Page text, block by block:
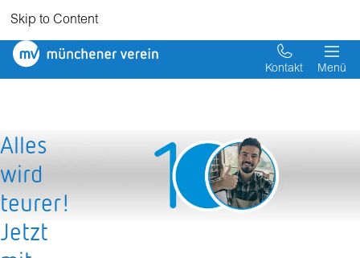
Skip to Content
Münchener
Kontakt Menü
Alles
wird
teurer!
Jetzt